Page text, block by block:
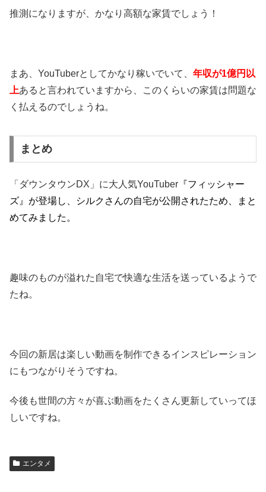
推測になりますが、かなり高額な家賃でしょう！
まあ、YouTuberとしてかなり稼いでいて、 年収が1億円以
上あると言われていますから、このくらいの家賃は問題な
く払えるのでしょうね。
まとめ
「ダウンタウンDX」に大人気YouTuber 『フィッシャー
ズ』が登場し、シルクさんの自宅が公開されたため、まと
めてみました。
趣味のものが溢れた自宅で快適な生活を送っているようで
たね。
今回の新居は楽しい動画を制作できるインスピレーション
にもつながりそうですね。
今後も世間の方々が喜ぶ動画をたくさん更新していってほ
しいですね。
エンタメ